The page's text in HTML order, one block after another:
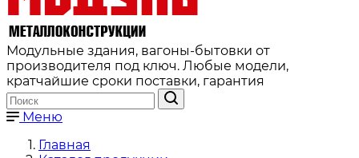
Модульные здания, вагоны-бытовки от
производителя под ключ. Любые модели,
кратчайшие сроки поставки, гарантия
Меню
Главная